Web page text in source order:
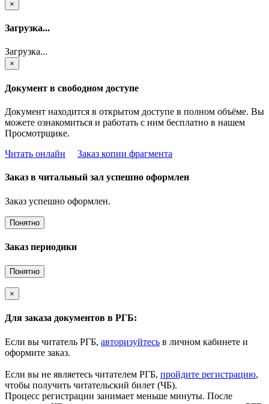
×
Загрузка...
Загрузка...
×
Документ в свободном доступе
Документ находится в открытом доступе в полном объёме. Вы
можете ознакомиться и работать с ним бесплатно в нашем
Просмотрщике.
Читать онлайн
Заказ копии фрагмента
Заказ в читальный зал успешно оформлен
Заказ успешно оформлен.
Понятно
Заказ периодики
Понятно
×
Для заказа документов в РГБ:
Если вы читатель РГБ, авторизуйтесь в личном кабинете и
оформите заказ.
Если вы не являетесь читателем РГБ, пройдите регистрацию,
чтобы получить читательский билет (ЧБ).
Процесс регистрации занимает меньше минуты. После